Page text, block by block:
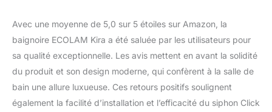
Avec une moyenne de 5,0 sur 5 étoiles sur Amazon, la
baignoire ECOLAM Kira a été saluée par les utilisateurs pour
sa qualité exceptionnelle. Les avis mettent en avant la solidité
du produit et son design moderne, qui confèrent à la salle de
bain une allure luxueuse. Ces retours positifs soulignent
également la facilité d’installation et l’efficacité du siphon Click